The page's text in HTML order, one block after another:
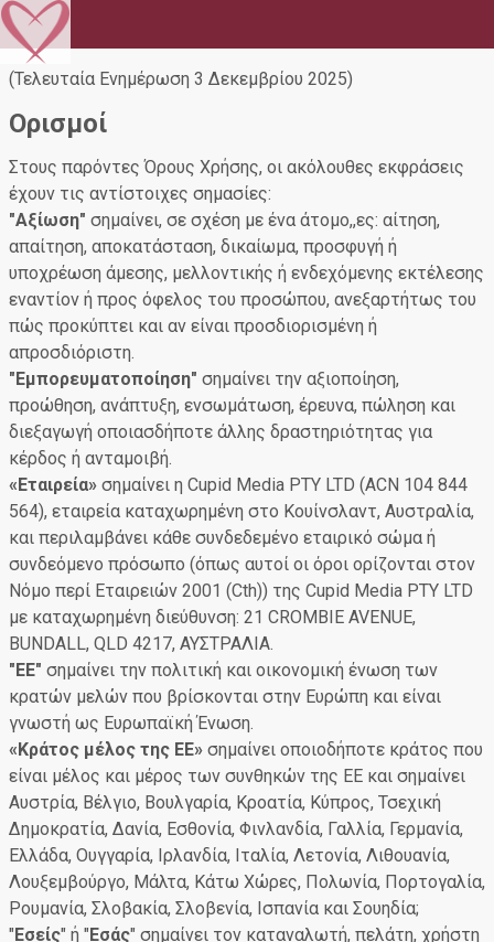
(Τελευταία Ενημέρωση 3 Δεκεμβρίου 2025)
Ορισμοί
Στους παρόντες Όρους Χρήσης, οι ακόλουθες εκφράσεις
έχουν τις αντίστοιχες σημασίες:
"Αξίωση" σημαίνει, σε σχέση με ένα άτομο,,ες: αίτηση,
απαίτηση, αποκατάσταση, δικαίωμα, προσφυγή ή
υποχρέωση άμεσης, μελλοντικής ή ενδεχόμενης εκτέλεσης
εναντίον ή προς όφελος του προσώπου, ανεξαρτήτως του
πώς προκύπτει και αν είναι προσδιορισμένη ή
απροσδιόριστη.
"Εμπορευματοποίηση" σημαίνει την αξιοποίηση,
προώθηση, ανάπτυξη, ενσωμάτωση, έρευνα, πώληση και
διεξαγωγή οποιασδήποτε άλλης δραστηριότητας για
κέρδος ή ανταμοιβή.
«Εταιρεία» σημαίνει η Cupid Media PTY LTD (ACN 104 844
564), εταιρεία καταχωρημένη στο Κουίνσλαντ, Αυστραλία,
και περιλαμβάνει κάθε συνδεδεμένο εταιρικό σώμα ή
συνδεόμενο πρόσωπο (όπως αυτοί οι όροι ορίζονται στον
Νόμο περί Εταιρειών 2001 (Cth)) της Cupid Media PTY LTD
με καταχωρημένη διεύθυνση: 21 CROMBIE AVENUE,
BUNDALL, QLD 4217, ΑΥΣΤΡΑΛΙΑ.
"ΕΕ" σημαίνει την πολιτική και οικονομική ένωση των
κρατών μελών που βρίσκονται στην Ευρώπη και είναι
γνωστή ως Ευρωπαϊκή Ένωση.
«Κράτος μέλος της ΕΕ» σημαίνει οποιοδήποτε κράτος που
είναι μέλος και μέρος των συνθηκών της ΕΕ και σημαίνει
Αυστρία, Βέλγιο, Βουλγαρία, Κροατία, Κύπρος, Τσεχική
Δημοκρατία, Δανία, Εσθονία, Φινλανδία, Γαλλία, Γερμανία,
Ελλάδα, Ουγγαρία, Ιρλανδία, Ιταλία, Λετονία, Λιθουανία,
Λουξεμβούργο, Μάλτα, Κάτω Χώρες, Πολωνία, Πορτογαλία,
Ρουμανία, Σλοβακία, Σλοβενία, Ισπανία και Σουηδία;
"Εσείς" ή "Εσάς" σημαίνει τον καταναλωτή, πελάτη, χρήστη